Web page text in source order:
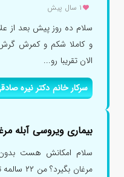
۱ سال پیش
سلام ده روز پیش بعد از
و کاملا شکم و کمرش
الان تقریبا رو...
سرکار خانم دکتر نیره
بیماری ویروسی آبله
سلام امکانش هست
مرغان